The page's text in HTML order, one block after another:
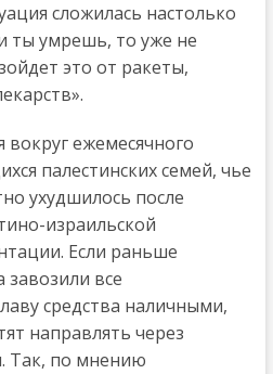
сложилась настолько
ты умрешь, то уже не
это от ракеты,
вокруг ежемесячного
палестинских семей, чье
ухудшилось после
израильской
Если раньше
завозили все
средства наличными,
направлять через
Так, по мнению